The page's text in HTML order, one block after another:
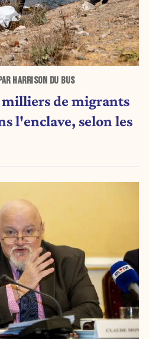
HARRISON DU BUS
milliers de migrants
l'enclave, selon les